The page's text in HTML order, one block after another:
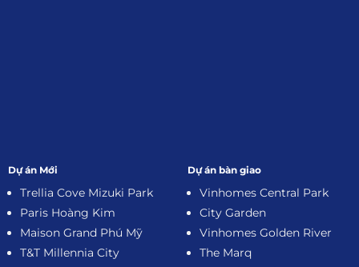
Dự án Mới
Trellia Cove Mizuki Park
Paris Hoàng Kim
Maison Grand Phú Mỹ
T&T Millennia City
Dự án bàn giao
Vinhomes Central Park
City Garden
Vinhomes Golden River
The Marq